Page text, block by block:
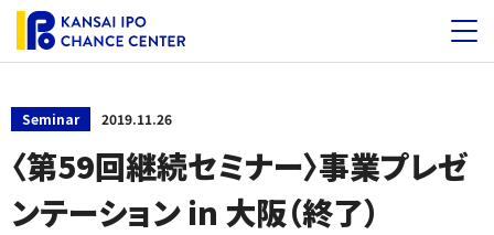
Seminar 2019.11.26
〈第59回継続セミナー〉事業プレゼ
ンテーション in 大阪（終了）